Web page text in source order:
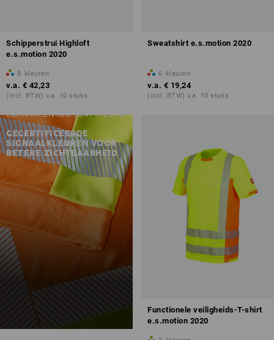
Schipperstrui Highloft
e.s.motion 2020
8 kleuren
v.a. € 42,23
(incl. BTW) v.a. 10 stuks
Sweatshirt e.s.motion 2020
6 kleuren
v.a. € 19,24
(incl. BTW) v.a. 10 stuks
conform EN ISO 20471::2013
GECERTIFICEERDE
SIGNAALKLEUREN VOOR
BETERE ZICHTBAARHEID
Functionele veiligheids-T-shirt
e.s.motion 2020